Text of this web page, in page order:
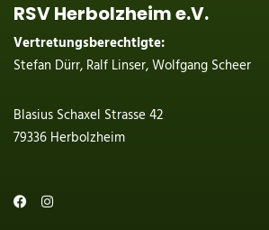
RSV Herbolzheim e.V.
Vertretungsberechtigte:
Stefan Dürr, Ralf Linser, Wolfgang Scheer
Blasius Schaxel Strasse 42
79336 Herbolzheim